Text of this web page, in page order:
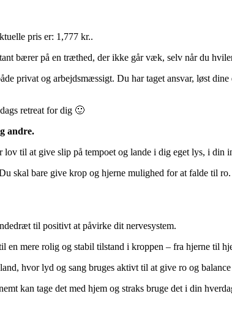
pris er: 1,777 kr..
bærer på en træthed, der ikke går væk, selv når du
privat og arbejdsmæssigt. Du har taget ansvar, løst
retreat for dig 🙂
andre.
til at give slip på tempoet og lande i dig eget lys, i din
skal bare give krop og hjerne mulighed for at falde til
til positivt at påvirke dit nervesystem.
mere rolig og stabil tilstand i kroppen – fra hjerne til
hvor lyd og sang bruges aktivt til at give ro og
kan tage det med hjem og straks bruge det i din